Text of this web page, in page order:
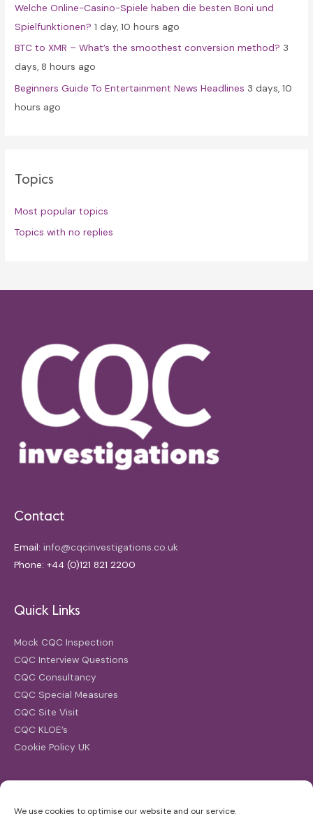
We use cookies to optimise our website and our service.
Welche Online-Casino-Spiele haben die besten Boni und
Spielfunktionen? 1 day, 10 hours ago
BTC to XMR – What’s the smoothest conversion method? 3
days, 8 hours ago
Beginners Guide To Entertainment News Headlines 3 days, 10
hours ago
Topics
Most popular topics
Topics with no replies
Contact
Email: info@cqcinvestigations.co.uk
Phone: +44 (0)121 821 2200
Quick Links
Mock CQC Inspection
CQC Interview Questions
CQC Consultancy
CQC Special Measures
CQC Site Visit
CQC KLOE’s
Cookie Policy UK